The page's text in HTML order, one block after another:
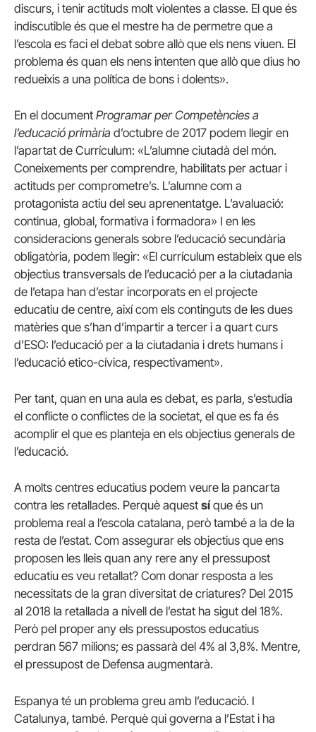
discurs, i tenir actituds molt violentes a classe. El que és
indiscutible és que el mestre ha de permetre que a
l’escola es faci el debat sobre allò que els nens viuen. El
problema és quan els nens intenten que allò que dius ho
redueixis a una política de bons i dolents».
En el document Programar per Competències a
l’educació primària d’octubre de 2017 podem llegir en
l’apartat de Currículum: «L’alumne ciutadà del món.
Coneixements per comprendre, habilitats per actuar i
actituds per comprometre’s. L’alumne com a
protagonista actiu del seu aprenentatge. L’avaluació:
continua, global, formativa i formadora» I en les
consideracions generals sobre l’educació secundària
obligatòria, podem llegir: «El currículum estableix que els
objectius transversals de l’educació per a la ciutadania
de l’etapa han d’estar incorporats en el projecte
educatiu de centre, així com els continguts de les dues
matèries que s’han d’impartir a tercer i a quart curs
d’ESO: l’educació per a la ciutadania i drets humans i
l’educació etico-cívica, respectivament».
Per tant, quan en una aula es debat, es parla, s’estudia
el conflicte o conflictes de la societat, el que es fa és
acomplir el que es planteja en els objectius generals de
l’educació.
A molts centres educatius podem veure la pancarta
contra les retallades. Perquè aquest síque és un
problema real a l’escola catalana, però també a la de la
resta de l’estat. Com assegurar els objectius que ens
proposen les lleis quan any rere any el pressupost
educatiu es veu retallat? Com donar resposta a les
necessitats de la gran diversitat de criatures? Del 2015
al 2018 la retallada a nivell de l’estat ha sigut del 18%.
Però pel proper any els pressupostos educatius
perdran 567 milions; es passarà del 4% al 3,8%. Mentre,
el pressupost de Defensa augmentarà.
Espanya té un problema greu amb l’educació. I
Catalunya, també. Perquè qui governa a l’Estat i ha